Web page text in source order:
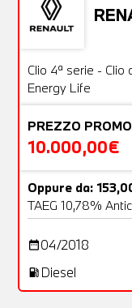
Usato
Clio 4ª serie -
Energy Life
PREZZO PROMO
10.000,00€
Oppure da:
TAEG 10,78%
date_range04/2018
local_gas_station Diesel